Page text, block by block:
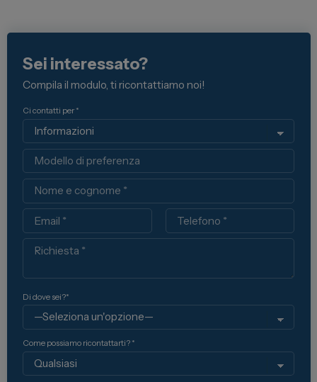
Sei interessato?
Compila il modulo, ti ricontattiamo noi!
Ci contatti per *
Modello
Nome
Email Telefono
Richiesta
Di dove sei?*
Come possiamo ricontattarti? *